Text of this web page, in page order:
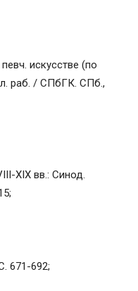
искусстве (по
раб. / СПбГК. СПб.,
XIX вв.: Синод.
671-692;